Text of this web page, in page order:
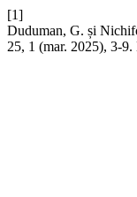
[1]
Duduman, G. și
25, 1 (mar. 2025), 3-